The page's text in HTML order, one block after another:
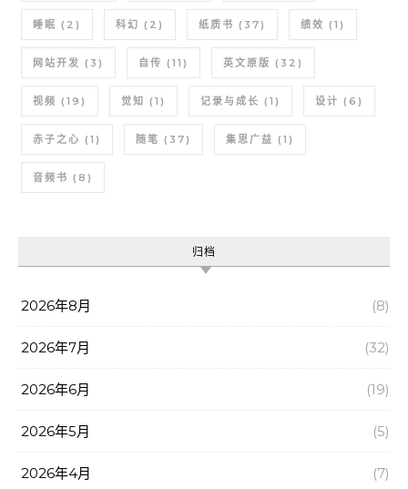
睡眠 (2) 科幻 (2) 纸质书 (37) 绩效 (1)
网站开发 (3) 自传 (11) 英文原版 (32)
视频 (19) 觉知 (1) 记录与成长 (1) 设计 (6)
赤子之心 (1) 随笔 (37) 集思广益 (1)
音频书 (8)
归档
2026年8月 (8)
2026年7月 (32)
2026年6月 (19)
2026年5月 (5)
2026年4月 (7)